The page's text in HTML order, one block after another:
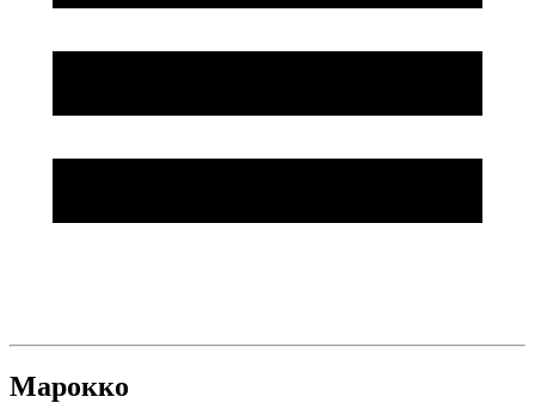
Марокко